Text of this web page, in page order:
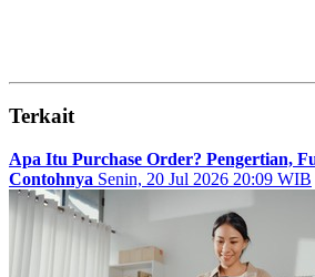
Terkait
Apa Itu Purchase Order? Pengertian,
Contohnya Senin, 20 Jul 2026 20:09 WIB